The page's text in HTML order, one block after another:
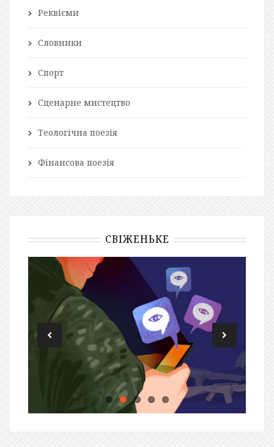
Реквієми
Словники
Спорт
Сценарне мистецтво
Теологічна поезія
Фінансова поезія
СВІЖЕНЬКЕ